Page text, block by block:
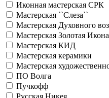
Иконная мастерская СРК
Мастерская ``Слеза``
Мастерская Духовного
Мастерская Золотая Икона
Мастерская КИД
Мастерская керамики
Мастерская
ПО Волга
Пучкофф
Русская Никея